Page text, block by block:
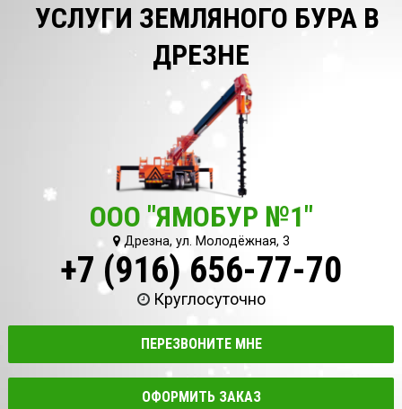
УСЛУГИ ЗЕМЛЯНОГО БУРА В
ДРЕЗНЕ
ООО "ЯМОБУР №1"
Дрезна, ул. Молодёжная, 3
+7 (916) 656-77-70
Круглосуточно
ПЕРЕЗВОНИТЕ МНЕ
ОФОРМИТЬ ЗАКАЗ